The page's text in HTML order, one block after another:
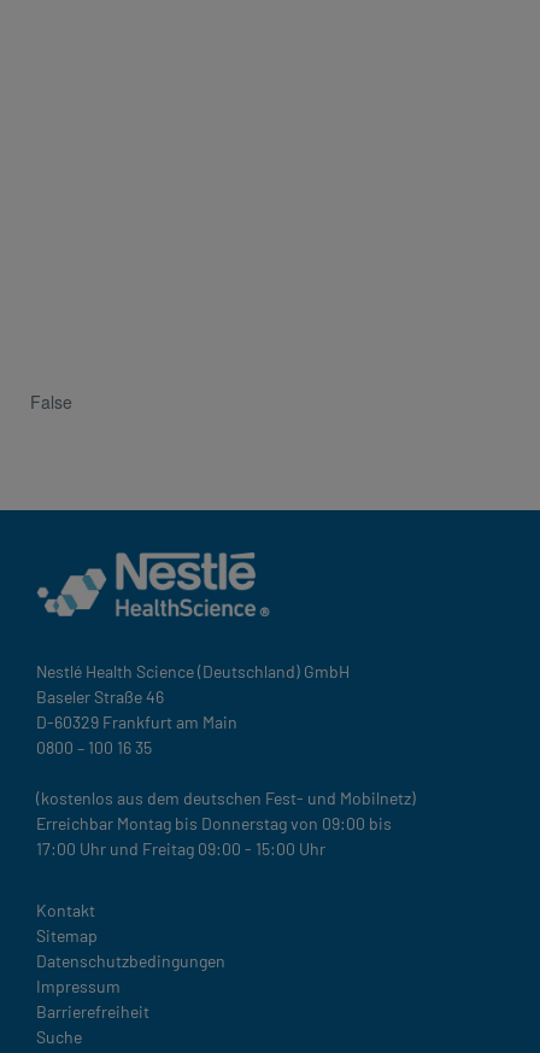
False
Nestlé Health Science (Deutschland) GmbH
Baseler Straße 46
D-60329 Frankfurt am Main
0800 – 100 16 35
(kostenlos aus dem deutschen Fest- und Mobilnetz)
Erreichbar Montag bis Donnerstag von 09:00 bis
17:00 Uhr und Freitag 09:00 - 15:00 Uhr
Legal
Kontakt
Sitemap
Datenschutzbedingungen
Impressum
Barrierefreiheit
Suche